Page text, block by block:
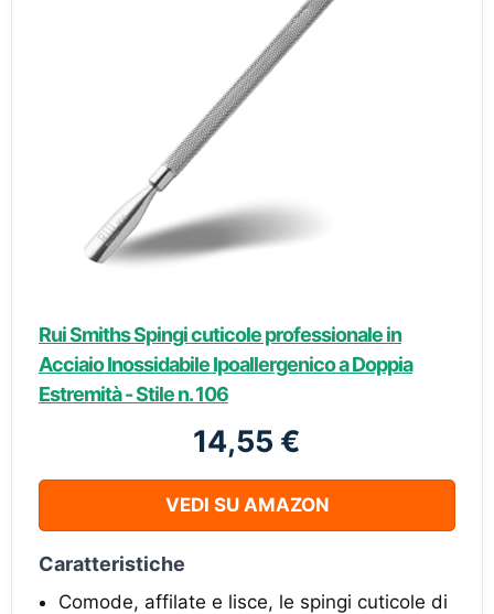
Rui Smiths Spingi cuticole professionale in
Acciaio Inossidabile Ipoallergenico a Doppia
Estremità - Stile n. 106
14,55 €
VEDI SU AMAZON
Caratteristiche
Comode, affilate e lisce, le spingi cuticole di